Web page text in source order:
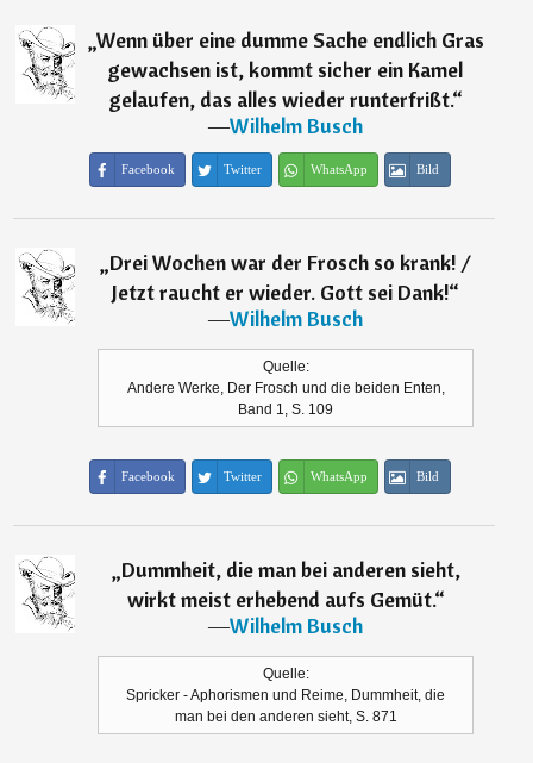
„Wenn über eine dumme Sache endlich Gras
gewachsen ist, kommt sicher ein Kamel
gelaufen, das alles wieder runterfrißt.“
―Wilhelm Busch
Facebook Twitter WhatsApp Bild
„Drei Wochen war der Frosch so krank! /
Jetzt raucht er wieder. Gott sei Dank!“
―Wilhelm Busch
Quelle:
Andere Werke, Der Frosch und die beiden Enten,
Band 1, S. 109
Facebook Twitter WhatsApp Bild
„Dummheit, die man bei anderen sieht,
wirkt meist erhebend aufs Gemüt.“
―Wilhelm Busch
Quelle:
Spricker - Aphorismen und Reime, Dummheit, die
man bei den anderen sieht, S. 871